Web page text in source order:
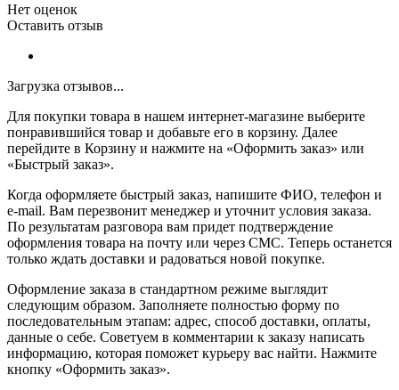
Нет оценок
Оставить отзыв
Загрузка отзывов...
Для покупки товара в нашем интернет-магазине выберите
понравившийся товар и добавьте его в корзину. Далее
перейдите в Корзину и нажмите на «Оформить заказ» или
«Быстрый заказ».
Когда оформляете быстрый заказ, напишите ФИО, телефон и
e-mail. Вам перезвонит менеджер и уточнит условия заказа.
По результатам разговора вам придет подтверждение
оформления товара на почту или через СМС. Теперь останется
только ждать доставки и радоваться новой покупке.
Оформление заказа в стандартном режиме выглядит
следующим образом. Заполняете полностью форму по
последовательным этапам: адрес, способ доставки, оплаты,
данные о себе. Советуем в комментарии к заказу написать
информацию, которая поможет курьеру вас найти. Нажмите
кнопку «Оформить заказ».